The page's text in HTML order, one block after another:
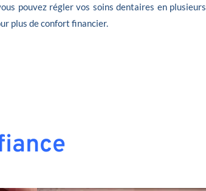
pouvez régler vos soins dentaires en plusieurs
plus de confort financier.